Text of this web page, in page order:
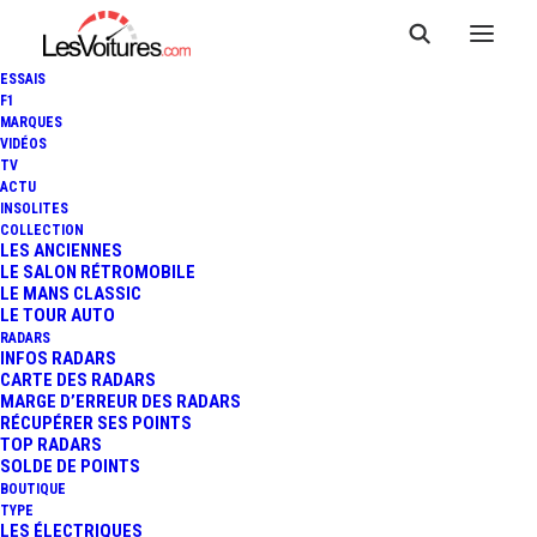
ESSAIS
F1
MARQUES
VIDÉOS
TV
ACTU
INSOLITES
COLLECTION
LES ANCIENNES
LE SALON RÉTROMOBILE
LE MANS CLASSIC
LE TOUR AUTO
RADARS
INFOS RADARS
CARTE DES RADARS
MARGE D’ERREUR DES RADARS
RÉCUPÉRER SES POINTS
TOP RADARS
SOLDE DE POINTS
BOUTIQUE
TYPE
LES ÉLECTRIQUES
13 février 2019
BMW X3 M ET X4 M : LE